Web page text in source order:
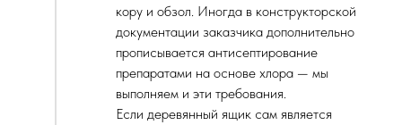
кору и обзол. Иногда в конструкторской
документации заказчика дополнительно
прописывается антисептирование
препаратами на основе хлора — мы
выполняем и эти требования.
Если деревянный ящик сам является